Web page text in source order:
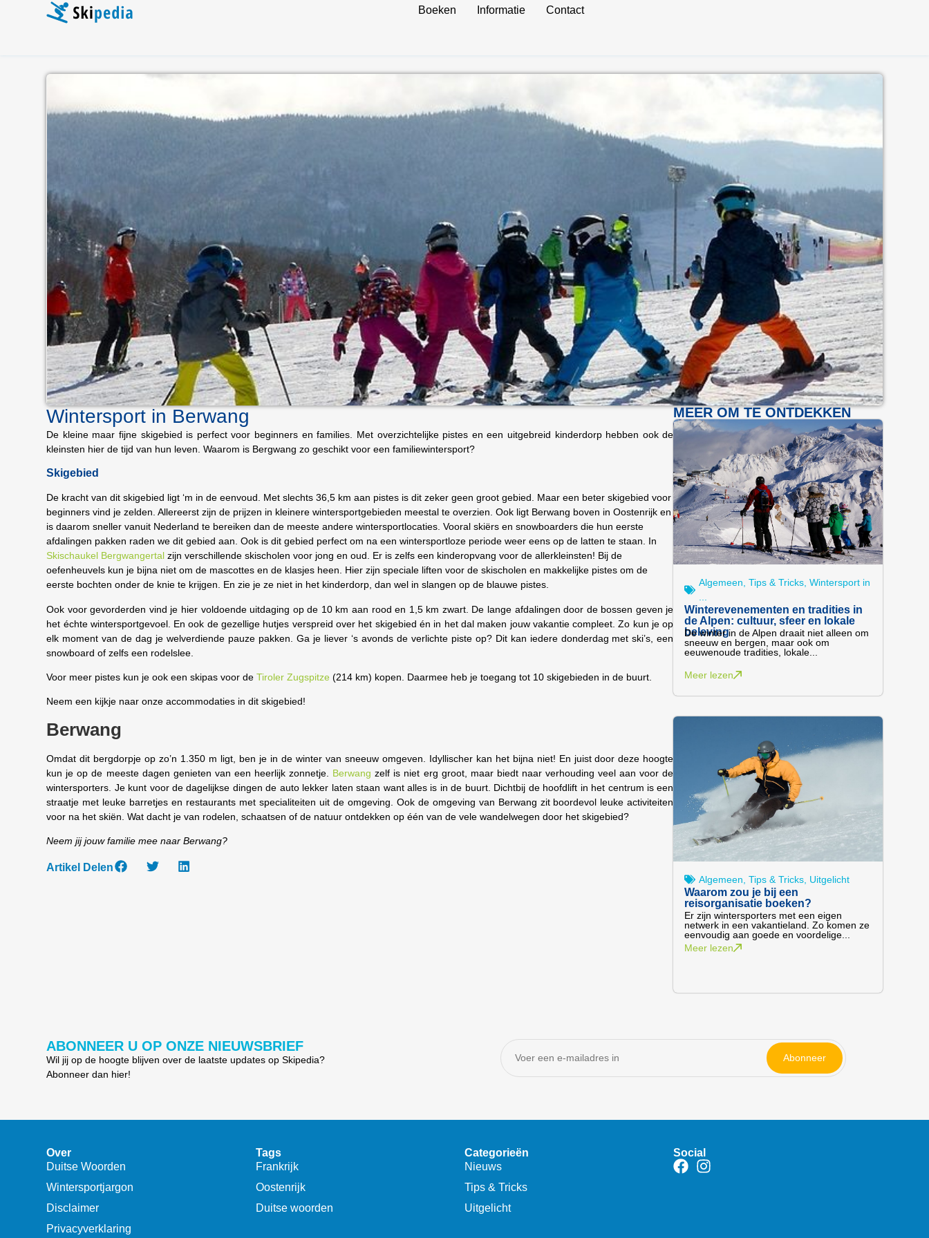
Boeken Informatie Contact
Wintersport in Berwang
De kleine maar fijne skigebied is perfect voor beginners en families. Met overzichtelijke pistes en een uitgebreid kinderdorp hebben ook de
kleinsten hier de tijd van hun leven. Waarom is Bergwang zo geschikt voor een familiewintersport?
Skigebied
De kracht van dit skigebied ligt ‘m in de eenvoud. Met slechts 36,5 km aan pistes is dit zeker geen groot gebied. Maar een beter skigebied voor
beginners vind je zelden. Allereerst zijn de prijzen in kleinere wintersportgebieden meestal te overzien. Ook ligt Berwang boven in Oostenrijk en
is daarom sneller vanuit Nederland te bereiken dan de meeste andere wintersportlocaties. Vooral skiërs en snowboarders die hun eerste
afdalingen pakken raden we dit gebied aan. Ook is dit gebied perfect om na een wintersportloze periode weer eens op de latten te staan. In
Skischaukel Bergwangertal zijn verschillende skischolen voor jong en oud. Er is zelfs een kinderopvang voor de allerkleinsten! Bij de
oefenheuvels kun je bijna niet om de mascottes en de klasjes heen. Hier zijn speciale liften voor de skischolen en makkelijke pistes om de
eerste bochten onder de knie te krijgen. En zie je ze niet in het kinderdorp, dan wel in slangen op de blauwe pistes.
Ook voor gevorderden vind je hier voldoende uitdaging op de 10 km aan rood en 1,5 km zwart. De lange afdalingen door de bossen geven je
het échte wintersportgevoel. En ook de gezellige hutjes verspreid over het skigebied én in het dal maken jouw vakantie compleet. Zo kun je op
elk moment van de dag je welverdiende pauze pakken. Ga je liever ‘s avonds de verlichte piste op? Dit kan iedere donderdag met ski’s, een
snowboard of zelfs een rodelslee.
Voor meer pistes kun je ook een skipas voor deTiroler Zugspitze (214 km) kopen. Daarmee heb je toegang tot 10 skigebieden in de buurt.
Neem een kijkje naar onze accommodaties in dit skigebied!
Berwang
Omdat dit bergdorpje op zo’n 1.350 m ligt, ben je in de winter van sneeuw omgeven. Idyllischer kan het bijna niet! En juist door deze hoogte
kun je op de meeste dagen genieten van een heerlijk zonnetje. Berwang zelf is niet erg groot, maar biedt naar verhouding veel aan voor de
wintersporters. Je kunt voor de dagelijkse dingen de auto lekker laten staan want alles is in de buurt. Dichtbij de hoofdlift in het centrum is een
straatje met leuke barretjes en restaurants met specialiteiten uit de omgeving. Ook de omgeving van Berwang zit boordevol leuke activiteiten
voor na het skiën. Wat dacht je van rodelen, schaatsen of de natuur ontdekken op één van de vele wandelwegen door het skigebied?
Neem jij jouw familie mee naar Berwang?
Artikel Delen
MEER OM TE ONTDEKKEN
Algemeen ,Tips & Tricks ,Wintersport in
Winterevenementen en tradities in
de Alpen: cultuur, sfeer en lokale
beleving
De winter in de Alpen draait niet alleen om
sneeuw en bergen, maar ook om
eeuwenoude tradities, lokale...
Meer lezen
Algemeen ,Tips & Tricks Uitgelicht
Waarom zou je bij een
reisorganisatie boeken?
Er zijn wintersporters met een eigen
netwerk in een vakantieland. Zo komen ze
eenvoudig aan goede en voordelige...
Meer lezen
ABONNEER U OP ONZE NIEUWSBRIEF
Wil jij op de hoogte blijven over de laatste updates op Skipedia?
Abonneer dan hier!
Abonneer
Over
Duitse Woorden
Wintersportjargon
Disclaimer
Privacyverklaring
Tags
Frankrijk
Oostenrijk
Duitse woorden
Categorieën
Nieuws
Tips & Tricks
Uitgelicht
Social